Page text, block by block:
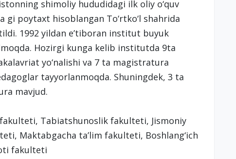
shimoliy hududidagi ilk oliy o‘quv
gi poytaxt hisoblangan To‘rtko‘l shahrida
1992 yildan e’tiboran institut buyuk
Hozirgi kunga kelib institutda 9ta
yo‘nalishi va 7 ta magistratura
tayyorlanmoqda. Shuningdek, 3 ta
mavjud.
Tabiatshunoslik fakulteti, Jismoniy
Maktabgacha ta’lim fakulteti, Boshlang‘ich
fakulteti